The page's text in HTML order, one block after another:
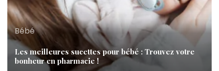
Bébé
Les meilleures sucettes pour bébé : Trouvez votre
bonheur en pharmacie !